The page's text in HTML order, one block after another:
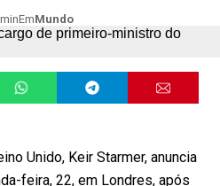
EmMundo
Unido, Keir Starmer, anuncia
feira, 22, em Londres, após